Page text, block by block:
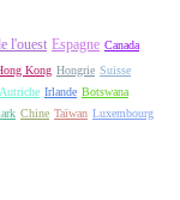
l'ouest Espagne Canada
Kong Hongrie Suisse
Autriche Irlande Botswana
Chine Taïwan Luxembourg